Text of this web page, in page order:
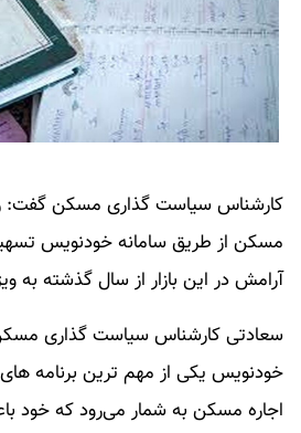
کارشناس سیاست گذاری مسکن گفت:
مسکن از طریق سامانه خودنویس
آرامش در این بازار از سال گذشته به
سعادتی کارشناس سیاست گذاری مسکن
خودنویس یکی از مهم ترین برنامه های
اجاره مسکن به شمار می‌رود که خود